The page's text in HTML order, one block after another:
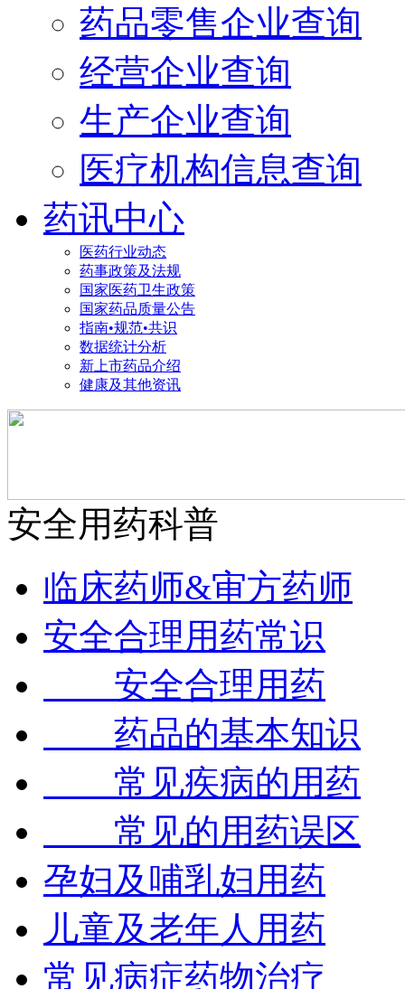
药品零售企业查询
经营企业查询
生产企业查询
医疗机构信息查询
药讯中心
医药行业动态
药事政策及法规
国家医药卫生政策
国家药品质量公告
指南•规范•共识
数据统计分析
新上市药品介绍
健康及其他资讯
安全用药科普
临床药师&审方药师
安全合理用药常识
安全合理用药
药品的基本知识
常见疾病的用药
常见的用药误区
孕妇及哺乳妇用药
儿童及老年人用药
常见病症药物治疗